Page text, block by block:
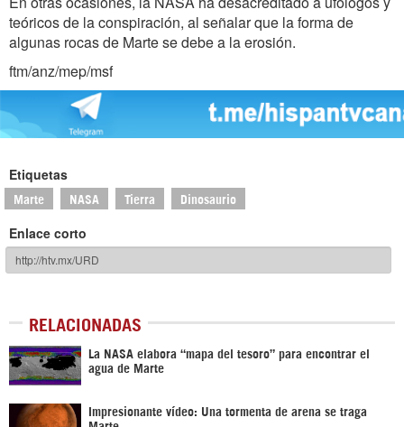
teóricos de la conspiración, al señalar que la forma de
algunas rocas de Marte se debe a la erosión.
ftm/anz/mep/msf
Etiquetas
Marte NASA Tierra Dinosaurio
Enlace corto
RELACIONADAS
La NASA elabora “mapa del tesoro” para encontrar el
agua de Marte
Impresionante vídeo: Una tormenta de arena se traga
Marte